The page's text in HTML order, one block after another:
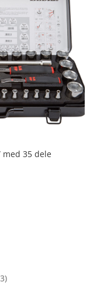
med 35 dele